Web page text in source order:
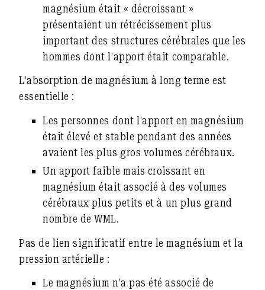
magnésium était « décroissant »
présentaient un rétrécissement plus
important des structures cérébrales que les
hommes dont l’apport était comparable.
L’absorption de magnésium à long terme est
essentielle :
Les personnes dont l’apport en magnésium
était élevé et stable pendant des années
avaient les plus gros volumes cérébraux.
Un apport faible mais croissant en
magnésium était associé à des volumes
cérébraux plus petits et à un plus grand
nombre de WML.
Pas de lien significatif entre le magnésium et la
pression artérielle :
Le magnésium n’a pas été associé de